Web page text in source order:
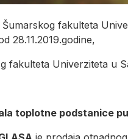
fakulteta
28.11.2019.godine,
fakulteta Univerziteta u
toplotne podstanice